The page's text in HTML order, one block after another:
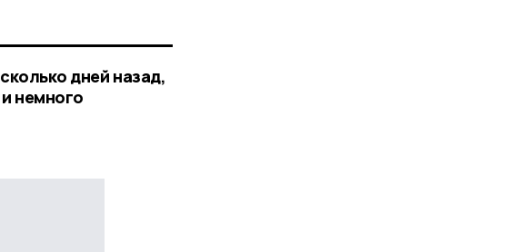
дней назад,
немного